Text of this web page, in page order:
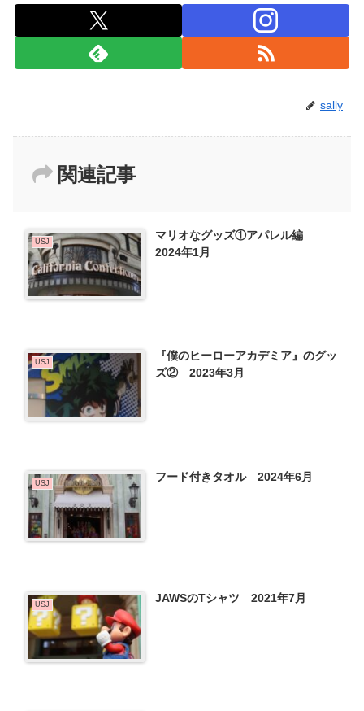
sally
関連記事
USJ
マリオなグッズ①アパレル編
2024年1月
USJ
『僕のヒーローアカデミア』のグッ
ズ② 2023年3月
USJ フード付きタオル 2024年6月
USJ JAWSのTシャツ 2021年7月